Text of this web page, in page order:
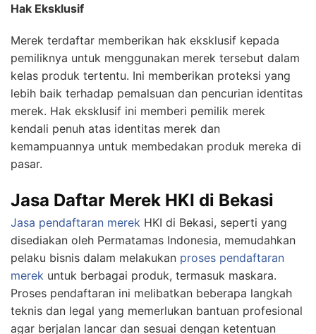
Hak Eksklusif
Merek terdaftar memberikan hak eksklusif kepada
pemiliknya untuk menggunakan merek tersebut dalam
kelas produk tertentu. Ini memberikan proteksi yang
lebih baik terhadap pemalsuan dan pencurian identitas
merek. Hak eksklusif ini memberi pemilik merek
kendali penuh atas identitas merek dan
kemampuannya untuk membedakan produk mereka di
pasar.
Jasa Daftar Merek HKI di Bekasi
Jasa pendaftaran merek HKI di Bekasi, seperti yang
disediakan oleh Permatamas Indonesia, memudahkan
pelaku bisnis dalam melakukan proses pendaftaran
merek untuk berbagai produk, termasuk maskara.
Proses pendaftaran ini melibatkan beberapa langkah
teknis dan legal yang memerlukan bantuan profesional
agar berjalan lancar dan sesuai dengan ketentuan